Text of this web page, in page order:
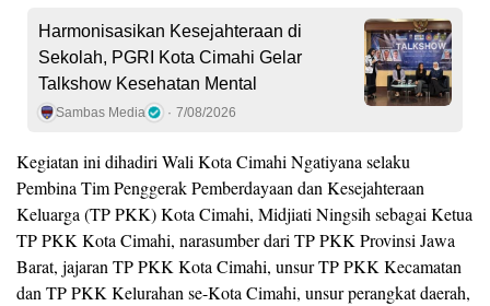
Harmonisasikan Kesejahteraan di
Sekolah, PGRI Kota Cimahi Gelar
Talkshow Kesehatan Mental
Sambas Media 7/08/2026
Kegiatan ini dihadiri Wali Kota Cimahi Ngatiyana selaku
Pembina Tim Penggerak Pemberdayaan dan Kesejahteraan
Keluarga (TP PKK) Kota Cimahi, Midjiati Ningsih sebagai Ketua
TP PKK Kota Cimahi, narasumber dari TP PKK Provinsi Jawa
Barat, jajaran TP PKK Kota Cimahi, unsur TP PKK Kecamatan
dan TP PKK Kelurahan se-Kota Cimahi, unsur perangkat daerah,